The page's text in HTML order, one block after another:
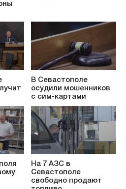
В Севастополе
осудили мошенников
с сим-картами
На 7 АЗС в
Севастополе
свободно продают